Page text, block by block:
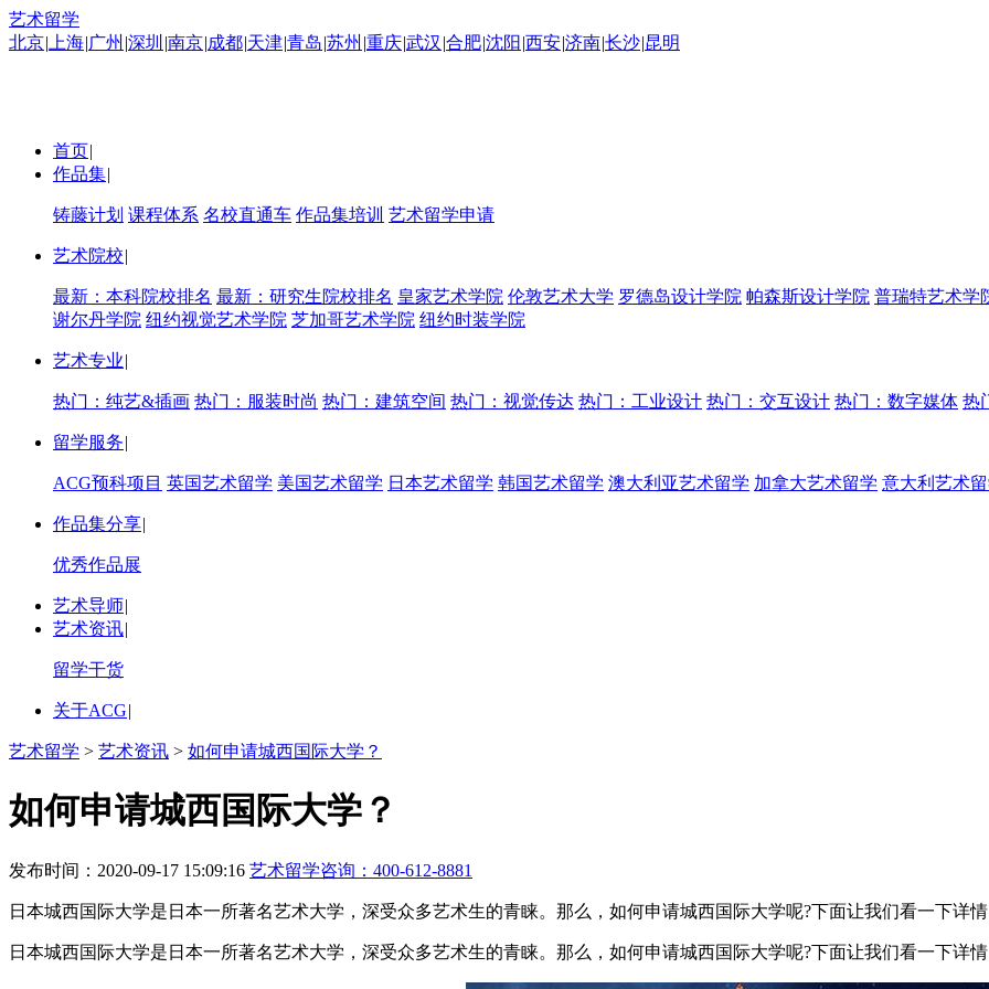
艺术留学
北京| 上海|广州 |深圳 |南京|成都|天津|青岛|苏州 |重庆|武汉 |合肥|沈阳 |西安|济南|长沙|昆明
首页|
作品集|
铸藤计划 课程体系 名校直通车 作品集培训 艺术留学申请
艺术院校|
最新：本科院校排名 最新：研究生院校排名 皇家艺术学院 伦敦艺术大学 罗德岛设计学院 帕森斯设计学院 普瑞特艺术学
谢尔丹学院 纽约视觉艺术学院 芝加哥艺术学院 纽约时装学院
艺术专业|
热门：纯艺&插画 热门：服装时尚 热门：建筑空间 热门：视觉传达 热门：工业设计 热门：交互设计 热门：数字媒体 热
留学服务|
ACG预科项目 英国艺术留学 美国艺术留学 日本艺术留学 韩国艺术留学 澳大利亚艺术留学 加拿大艺术留学 意大利艺术
作品集分享|
优秀作品展
艺术导师|
艺术资讯|
留学干货
关于ACG|
艺术留学 > 艺术资讯 > 如何申请城西国际大学？
如何申请城西国际大学？
发布时间：2020-09-17 15:09:16 艺术留学咨询： 400-612-8881
日本城西国际大学是日本一所著名艺术大学，深受众多艺术生的青睐。那么，如何申请城西国际大学呢?下面让我们看一下详
日本城西国际大学是日本一所著名艺术大学，深受众多艺术生的青睐。那么，如何申请城西国际大学呢?下面让我们看一下详